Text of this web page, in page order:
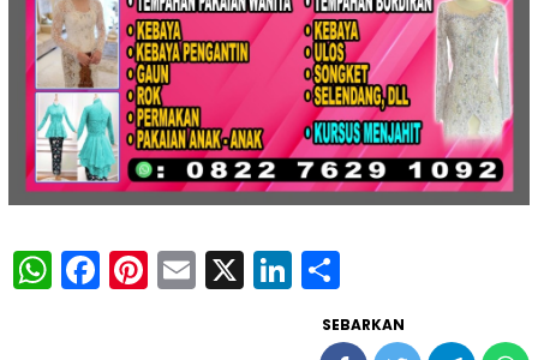
WhatsApp
Facebook
Pinterest
Email
X LinkedIn
SEBARKAN